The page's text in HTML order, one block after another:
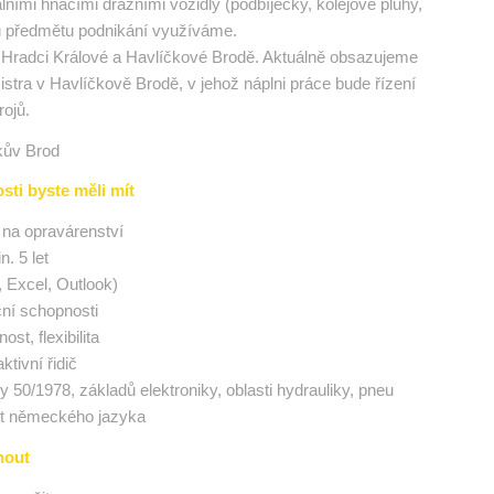
podnikání využíváme.
Králové a Havlíčkové Brodě. Aktuálně obsazujeme
v Havlíčkově Brodě, v jehož náplni práce bude řízení
Brod
byste měli mít
opravárenství
5 let
Excel, Outlook)
schopnosti
flexibilita
řidič
50/1978, základů elektroniky, oblasti hydrauliky, pneu
německého jazyka